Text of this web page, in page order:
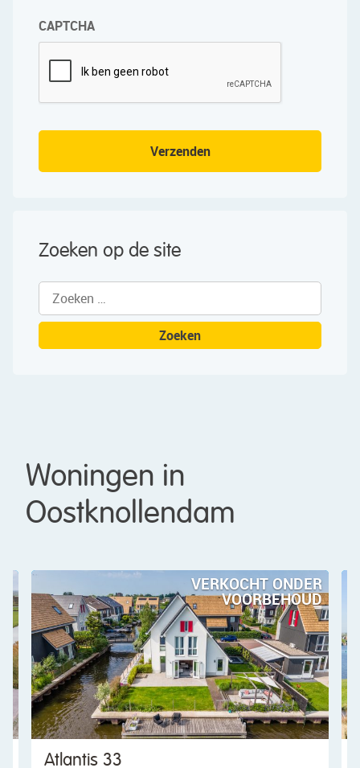
CAPTCHA
Verzenden
Zoeken op de site
Zoeken
naar:
Woningen in
Oostknollendam
VERKOCHT ONDER
VOORBEHOUD
Atlantis 23